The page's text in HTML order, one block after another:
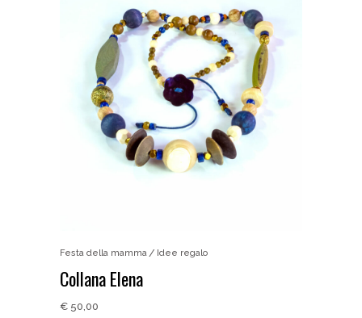
Festa della mamma Idee regalo
Collana Elena
€ 50,00